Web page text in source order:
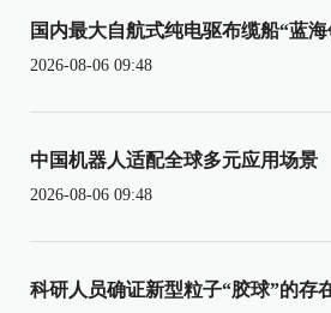
国内最大自航式纯电驱布缆船“蓝
2026-08-06 09:48
中国机器人适配全球多元应用场景
2026-08-06 09:48
科研人员确证新型粒子“胶球”的存